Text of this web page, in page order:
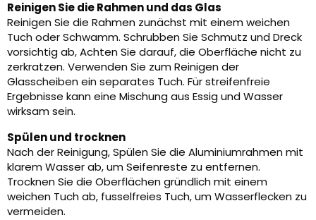
Reinigen Sie die Rahmen und das Glas
Reinigen Sie die Rahmen zunächst mit einem weichen
Tuch oder Schwamm. Schrubben Sie Schmutz und Dreck
vorsichtig ab, Achten Sie darauf, die Oberfläche nicht zu
zerkratzen. Verwenden Sie zum Reinigen der
Glasscheiben ein separates Tuch. Für streifenfreie
Ergebnisse kann eine Mischung aus Essig und Wasser
wirksam sein.
Spülen und trocknen
Nach der Reinigung, Spülen Sie die Aluminiumrahmen mit
klarem Wasser ab, um Seifenreste zu entfernen.
Trocknen Sie die Oberflächen gründlich mit einem
weichen Tuch ab, fusselfreies Tuch, um Wasserflecken zu
vermeiden.